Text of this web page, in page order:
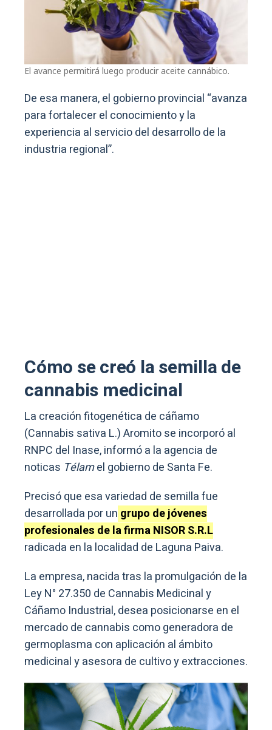
El avance permitirá luego producir aceite cannábico.
De esa manera, el gobierno provincial “avanza
para fortalecer el conocimiento y la
experiencia al servicio del desarrollo de la
industria regional”.
Cómo se creó la semilla de
cannabis medicinal
La creación fitogenética de cáñamo
(Cannabis sativa L.) Aromito se incorporó al
RNPC del Inase, informó a la agencia de
noticas Télamel gobierno de Santa Fe.
Precisó que esa variedad de semilla fue
desarrollada por un grupo de jóvenes
profesionales de la firma NISOR S.R.L
radicada en la localidad de Laguna Paiva.
La empresa, nacida tras la promulgación de la
Ley N° 27.350 de Cannabis Medicinal y
Cáñamo Industrial, desea posicionarse en el
mercado de cannabis como generadora de
germoplasma con aplicación al ámbito
medicinal y asesora de cultivo y extracciones.